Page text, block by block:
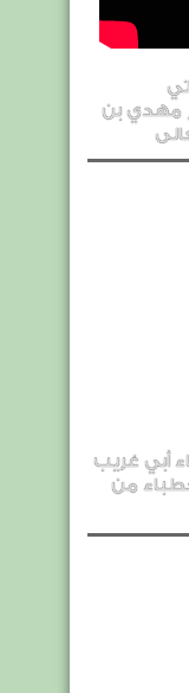
مهدي بن
أبي غريب
من